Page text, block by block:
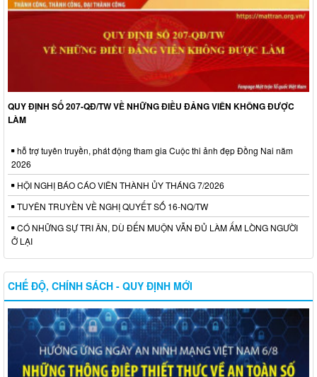
QUY ĐỊNH SỐ 207-QĐ/TW VỀ NHỮNG ĐIỀU ĐẢNG VIÊN KHÔNG ĐƯỢC
LÀM
hỗ trợ tuyên truyền, phát động tham gia Cuộc thi ảnh đẹp Đồng Nai năm
2026
HỘI NGHỊ BÁO CÁO VIÊN THÀNH ỦY THÁNG 7/2026
TUYÊN TRUYỀN VỀ NGHỊ QUYẾT SỐ 16-NQ/TW
CÓ NHỮNG SỰ TRI ÂN, DÙ ĐẾN MUỘN VẪN ĐỦ LÀM ẤM LÒNG NGƯỜI
Ở LẠI
CHẾ ĐỘ, CHÍNH SÁCH - QUY ĐỊNH MỚI